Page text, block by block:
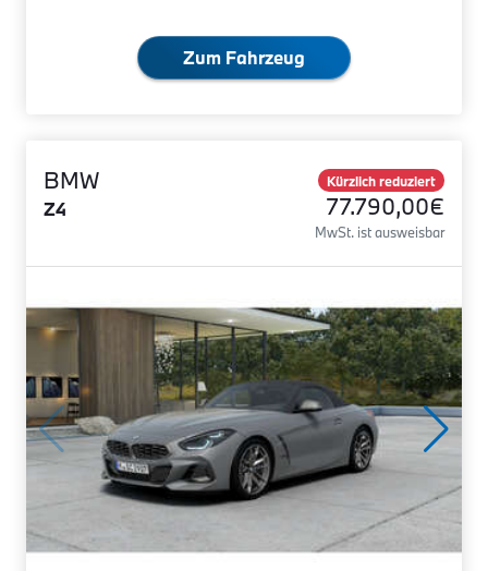
Zum Fahrzeug
BMW
Z4
Kürzlich reduziert
77.790,00€
MwSt. ist ausweisbar